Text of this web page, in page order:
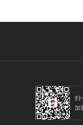
扫
加